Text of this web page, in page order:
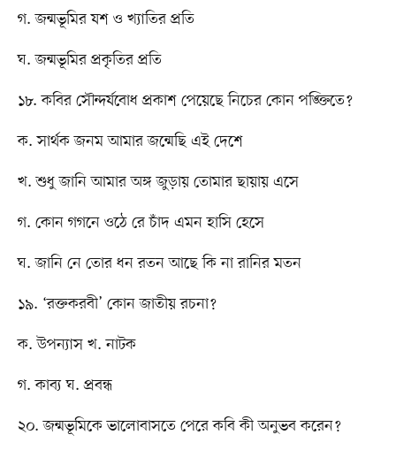
গ. জন্মভূমির যশ ও খ্যাতির প্রতি
ঘ. জন্মভূমির প্রকৃতির প্রতি
১৮. কবির সৌন্দর্যবোধ প্রকাশ পেয়েছে নিচের কোন পঙ্ক্তিতে?
ক. সার্থক জনম আমার জন্মেছি এই দেশে
খ. শুধু জানি আমার অঙ্গ জুড়ায় তোমার ছায়ায় এসে
গ. কোন গগনে ওঠে রে চাঁদ এমন হাসি হেসে
ঘ. জানি নে তোর ধন রতন আছে কি না রানির মতন
১৯. ‘রক্তকরবী’ কোন জাতীয় রচনা?
ক. উপন্যাস খ. নাটক
গ. কাব্য ঘ. প্রবন্ধ
২০. জন্মভূমিকে ভালোবাসতে পেরে কবি কী অনুভব করেন?